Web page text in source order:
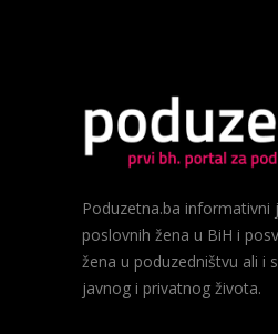
Poduzetna.ba informativni
poslovnih žena u BiH i
žena u poduzedništvu ali i
javnog i privatnog života.